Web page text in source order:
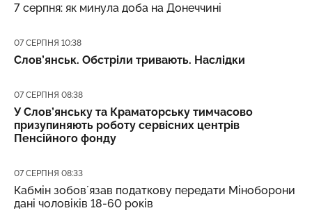
7 серпня: як минула доба на Донеччині
Дата публікації
07 СЕРПНЯ 10:38
Слов’янськ. Обстріли тривають. Наслідки
Дата публікації
07 СЕРПНЯ 08:38
У Слов’янську та Краматорську тимчасово
призупиняють роботу сервісних центрів
Пенсійного фонду
Дата публікації
07 СЕРПНЯ 08:33
Кабмін зобовʼязав податкову передати Міноборони
дані чоловіків 18-60 років